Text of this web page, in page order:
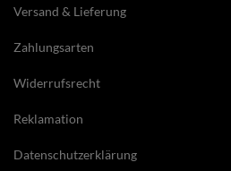
Versand & Lieferung
Zahlungsarten
Widerrufsrecht
Reklamation
Datenschutzerklärung